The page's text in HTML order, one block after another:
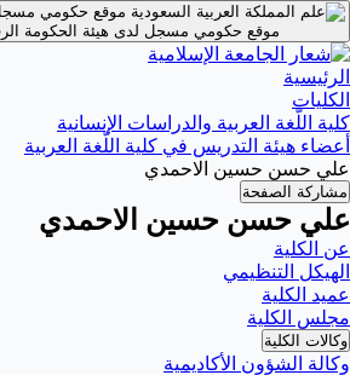
موقع حكومي مسجل
موقع حكومي مسجل لدى هيئة الحكومة
الرئيسية
الكليات
كلية اللّغة العربية والدراسات الإنسانية
أعضاء هيئة التدريس في كلية اللّغة العربية
علي حسن حسين الاحمدي
مشاركة الصفحة
علي حسن حسين الاحمدي
عن الكلية
الهيكل التنظيمي
عميد الكلية
مجلس الكلية
وكالات الكلية
وكالة الشؤون الأكاديمية